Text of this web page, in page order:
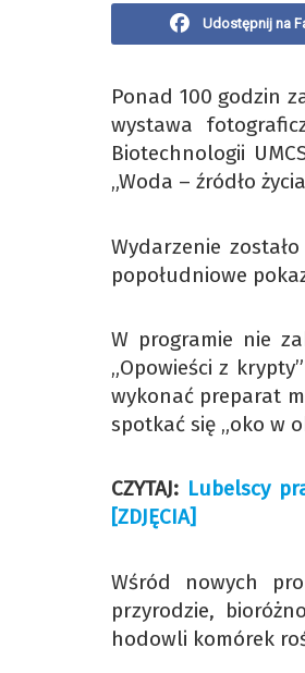
Udostępnij na
Ponad 100 godzin
wystawa
Biotechnologii
„Woda – źródło
Wydarzenie
popołudniowe
W programie nie
„Opowieści z
wykonać preparat
spotkać się „oko w
CZYTAJ: Lubelscy
[ZDJĘCIA]
Wśród nowych
przyrodzie,
hodowli komórek